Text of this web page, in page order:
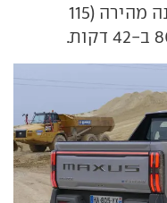
תיאורטי של 430 ק"מ, עם טעינה מהירה (115